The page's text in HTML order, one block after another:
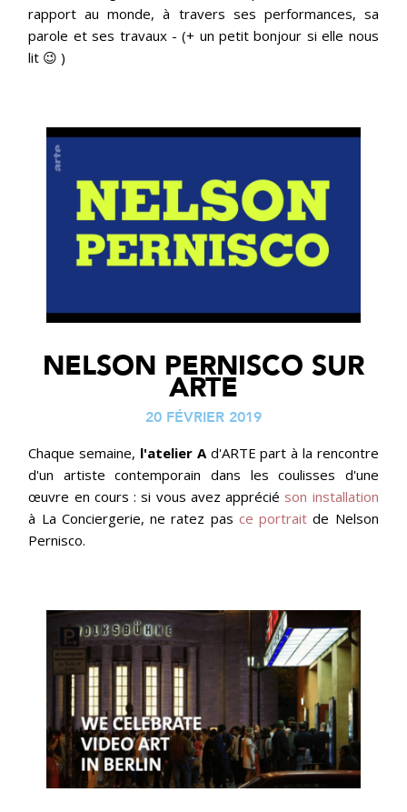
rapport au monde, à travers ses performances, sa
parole et ses travaux - (+ un petit bonjour si elle nous
lit 😉 )
NELSON PERNISCO SUR
ARTE
20 FÉVRIER 2019
Chaque semaine, l'atelier Ad'ARTE part à la rencontre
d'un artiste contemporain dans les coulisses d'une
œuvre en cours : si vous avez apprécié son installation
à La Conciergerie, ne ratez pas ce portrait de Nelson
Pernisco.